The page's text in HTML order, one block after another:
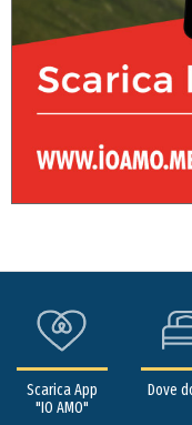
Scarica App
"IO AMO"
Dove